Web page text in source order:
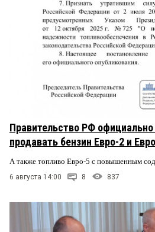
Правительство РФ
продавать бензин Евро-2 и
А также топливо Евро-5 с повышенным
6 августа 14:00 8 837